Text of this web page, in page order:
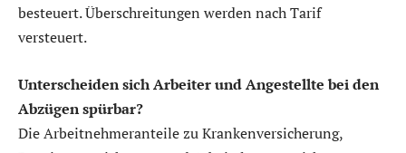
besteuert. Überschreitungen werden nach Tarif
versteuert.
Unterscheiden sich Arbeiter und Angestellte bei den
Abzügen spürbar?
Die Arbeitnehmeranteile zu Krankenversicherung,